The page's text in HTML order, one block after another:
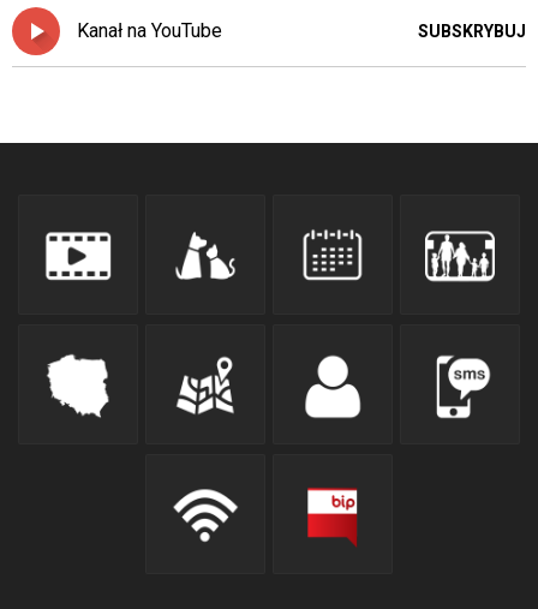
Kanał na YouTube SUBSKRYBUJ